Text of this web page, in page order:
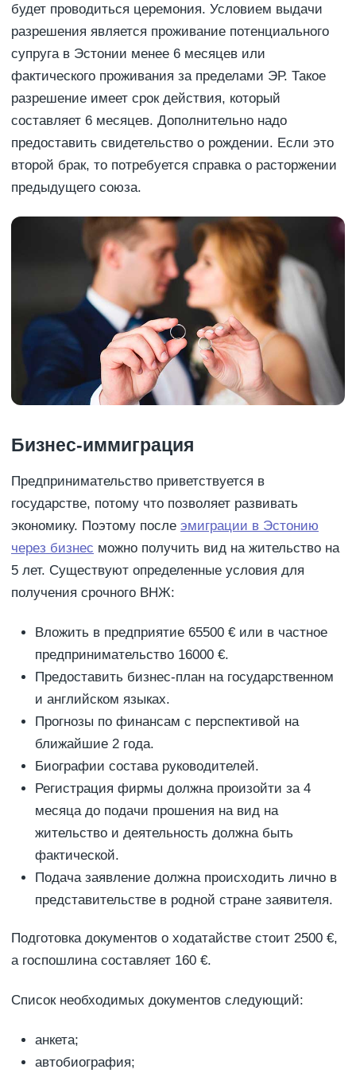
будет проводиться церемония. Условием выдачи
разрешения является проживание потенциального
супруга в Эстонии менее 6 месяцев или
фактического проживания за пределами ЭР. Такое
разрешение имеет срок действия, который
составляет 6 месяцев. Дополнительно надо
предоставить свидетельство о рождении. Если это
второй брак, то потребуется справка о расторжении
предыдущего союза.
Бизнес-иммиграция
Предпринимательство приветствуется в
государстве, потому что позволяет развивать
экономику. Поэтому после эмиграции в Эстонию
через бизнес можно получить вид на жительство на
5 лет. Существуют определенные условия для
получения срочного ВНЖ:
Вложить в предприятие 65500 € или в частное
предпринимательство 16000 €.
Предоставить бизнес-план на государственном
и английском языках.
Прогнозы по финансам с перспективой на
ближайшие 2 года.
Биографии состава руководителей.
Регистрация фирмы должна произойти за 4
месяца до подачи прошения на вид на
жительство и деятельность должна быть
фактической.
Подача заявление должна происходить лично в
представительстве в родной стране заявителя.
Подготовка документов о ходатайстве стоит 2500 €,
а госпошлина составляет 160 €.
Список необходимых документов следующий:
анкета;
автобиография;